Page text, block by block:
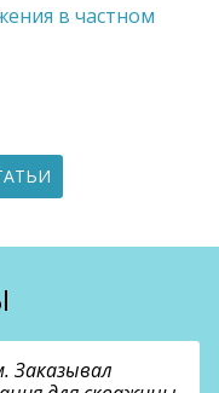
в частном
Заказывал